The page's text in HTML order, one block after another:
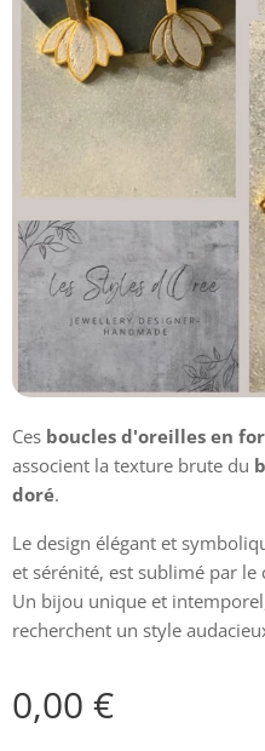
Ces boucles d'oreilles en
associent la texture brute du
doré.
Le design élégant et
et sérénité, est sublimé par
Un bijou unique et
recherchent un style
0,00 €